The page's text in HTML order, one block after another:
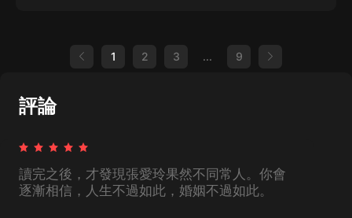
1 2 3 ... 9
評論
讀完之後，才發現張愛玲果然不同常人。你會
逐漸相信，人生不過如此，婚姻不過如此。